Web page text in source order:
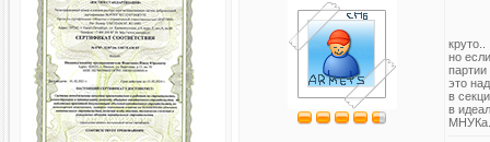
круто..
но
партии
это
в
в